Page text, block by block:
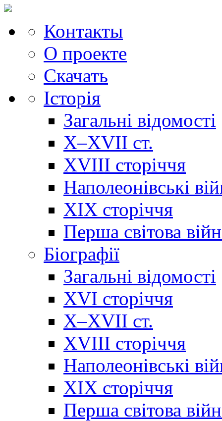
Контакты
О проекте
Скачать
Історія
Загальні відомості
X–XVII ст.
XVIII сторіччя
Наполеонівські
XIX сторіччя
Перша світова
Біографії
Загальні відомості
XVI сторіччя
X–XVII ст.
XVIII сторіччя
Наполеонівські
XIX сторіччя
Перша світова